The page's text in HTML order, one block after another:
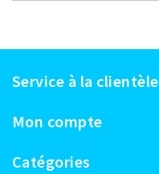
Service à la clientèle
Mon compte
Catégories